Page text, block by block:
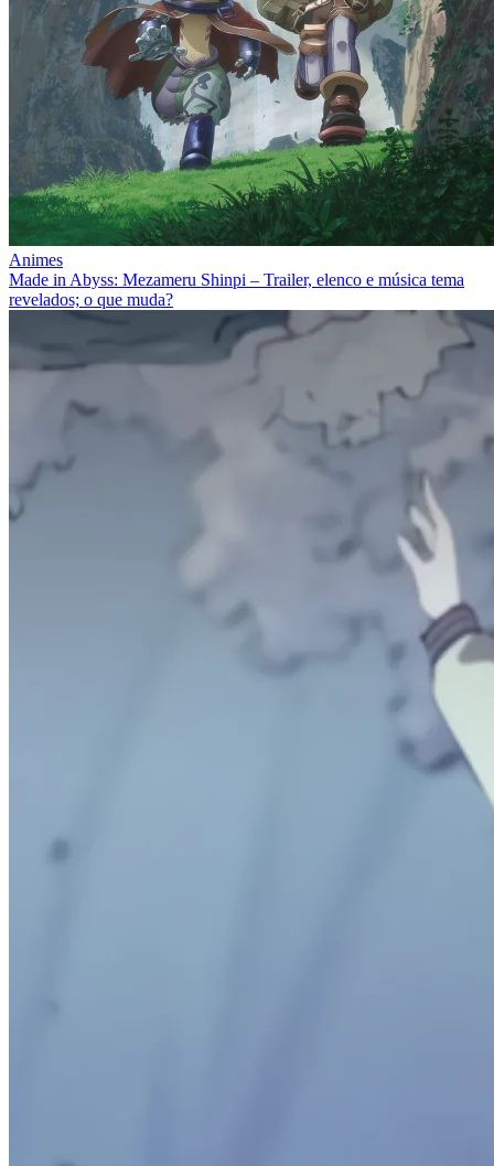
Animes
Made in Abyss: Mezameru Shinpi – Trailer, elenco e música tema
revelados; o que muda?